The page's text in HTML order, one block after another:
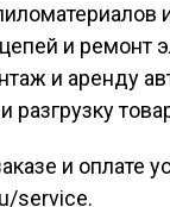
и ремонт
и аренду
разгрузку
и оплате
service.